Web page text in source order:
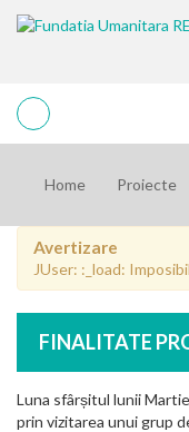
Home Proiecte
Avertizare
JUser: :_load:
FINALITATE
Luna sfârșitul lunii
prin vizitarea unui grup